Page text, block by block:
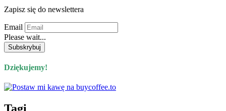
Zapisz się do newslettera
Email
Please wait...
Dziękujemy!